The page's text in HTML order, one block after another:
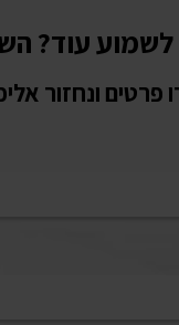
לשמוע עוד?
פרטים ונחזור